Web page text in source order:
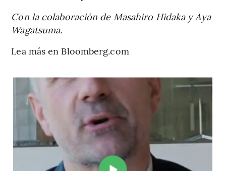
Con la colaboración de Masahiro Hidaka y Aya
Wagatsuma.
Lea más en Bloomberg.com